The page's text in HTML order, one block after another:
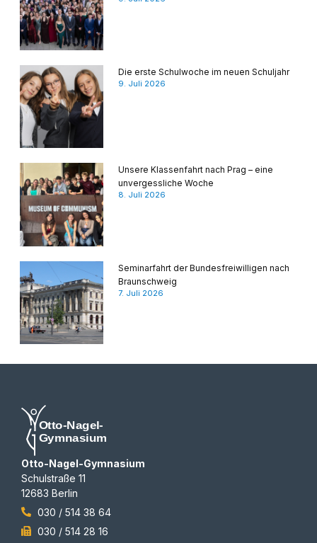
Die erste Schulwoche im neuen Schuljahr
9. Juli 2026
Unsere Klassenfahrt nach Prag – eine
unvergessliche Woche
8. Juli 2026
Seminarfahrt der Bundesfreiwilligen nach
Braunschweig
7. Juli 2026
Otto-Nagel-Gymnasium
Schulstraße 11
12683 Berlin
030 / 514 38 64
030 / 514 28 16